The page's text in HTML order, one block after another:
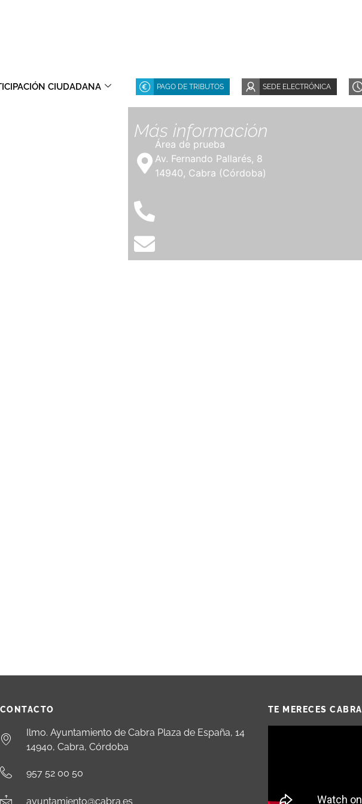
CIUDADANA PAGO DE TRIBUTOS SEDE ELECTRÓNICA
Más información
Área de prueba
Av. Fernando Pallarés, 8
14940, Cabra (Córdoba)
CONTACTO
Ilmo. Ayuntamiento de Cabra Plaza de España, 14
14940, Cabra, Córdoba
957 52 00 50
ayuntamiento@cabra.es
TE MERECES CABRA